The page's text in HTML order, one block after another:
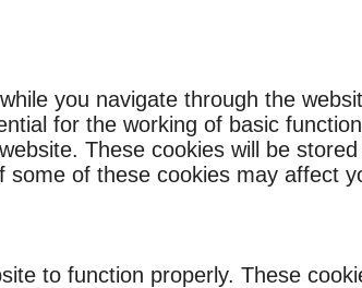
you navigate through the
for the working of basic
These cookies will be
of these cookies may affect
to function properly. These